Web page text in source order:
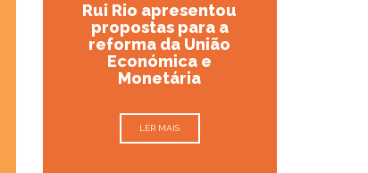
Rui Rio apresentou
propostas para a
reforma da União
Económica e
Monetária
LER MAIS